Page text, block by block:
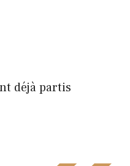
déjà partis